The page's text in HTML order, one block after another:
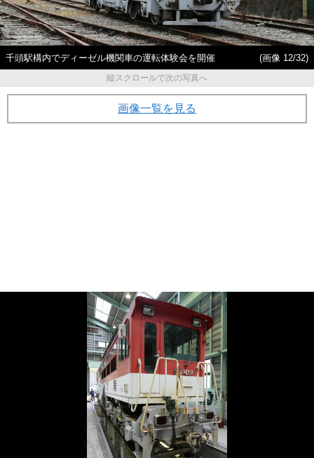
千頭駅構内でディーゼル機関車の運転体験会を開催
(画像 12/32)
縦スクロールで次の写真へ
画像一覧を見る